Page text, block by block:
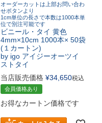
オーダーカットは上部お問い合わ
せボタンより
1cm単位の長さで本数は1000本単
位で別注可能です
ビニール・タイ 黄色
4mm×10cm 1000本× 50袋
(１カートン)
by igo アイジーオーツイ
ストタイ
当店販売価格 ¥34,650税込
会員価格あり
お得なカートン価格です